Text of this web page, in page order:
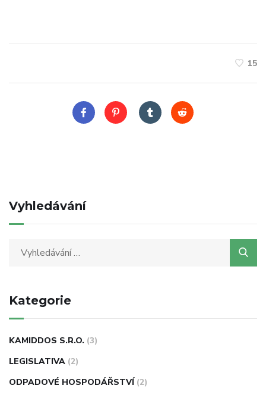
15
Vyhledávání
Kategorie
KAMIDDOS S.R.O. (3)
LEGISLATIVA (2)
ODPADOVÉ HOSPODÁŘSTVÍ (2)